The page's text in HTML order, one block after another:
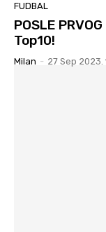
FUDBAL
POSLE
Top10!
Milan - 27 Sep 2023.